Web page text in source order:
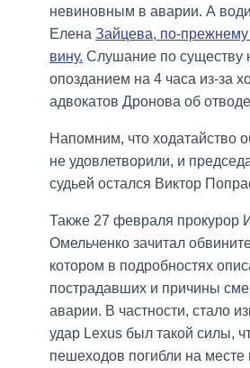
невиновным в аварии. А
Елена Зайцева, по-прежнему
вину. Слушание по существу
опозданием на 4 часа из-за
адвокатов Дронова об
Напомним, что ходатайство
не удовлетворили, и
судьей остался Виктор
Также 27 февраля прокурор
Омельченко зачитал
котором в подробностях
пострадавших и причины
аварии. В частности, стало
удар Lexus был такой силы,
пешеходов погибли на месте